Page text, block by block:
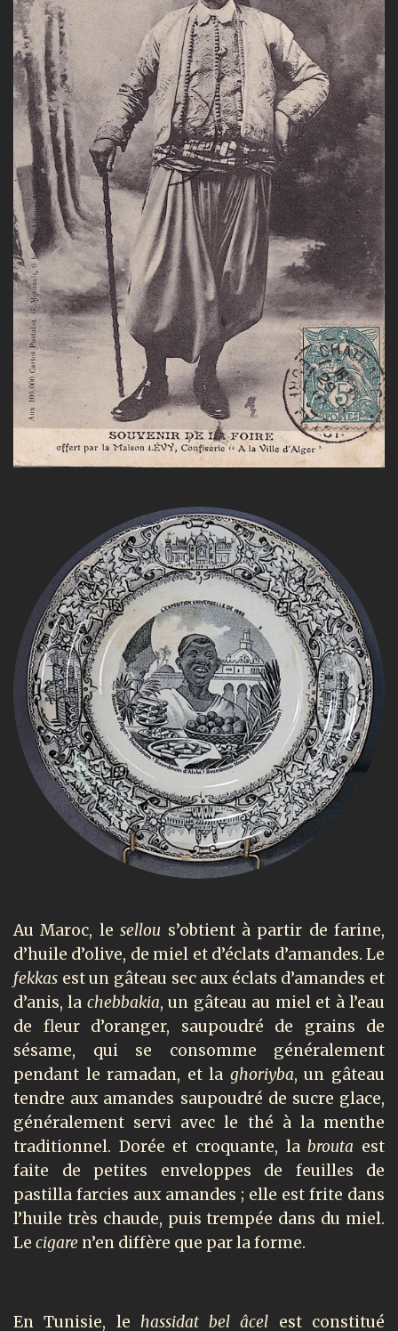
Au Maroc, lesellou s’obtient à partir de farine,
d’huile d’olive, de miel et d’éclats d’amandes. Le
fekkas est un gâteau sec aux éclats d’amandes et
d’anis, la chebbakia, un gâteau au miel et à l’eau
de fleur d’oranger, saupoudré de grains de
sésame, qui se consomme généralement
pendant le ramadan, et la ghoriyba, un gâteau
tendre aux amandes saupoudré de sucre glace,
généralement servi avec le thé à la menthe
traditionnel. Dorée et croquante, labrouta est
faite de petites enveloppes de feuilles de
pastilla farcies aux amandes ; elle est frite dans
l’huile très chaude, puis trempée dans du miel.
Le cigare n’en diffère que par la forme.
En Tunisie, le hassidat bel âcel est constitué